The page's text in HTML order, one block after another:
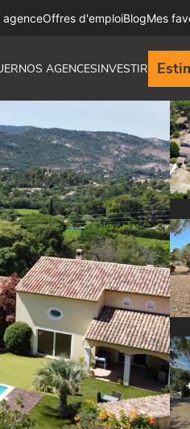
agenceOffres d'emploiBlogMes
NOS AGENCESINVESTIR